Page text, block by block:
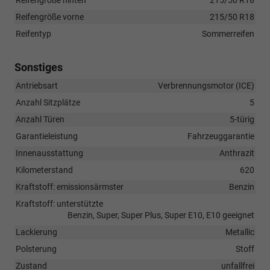
Reifengröße vorne
215/50 R18
Reifentyp
Sommerreifen
Sonstiges
Antriebsart
Verbrennungsmotor (ICE)
Anzahl Sitzplätze
5
Anzahl Türen
5-türig
Garantieleistung
Fahrzeuggarantie
Innenausstattung
Anthrazit
Kilometerstand
620
Kraftstoff: emissionsärmster
Benzin
Kraftstoff: unterstützte
Benzin, Super, Super Plus, Super E10, E10 geeignet
Lackierung
Metallic
Polsterung
Stoff
Zustand
unfallfrei